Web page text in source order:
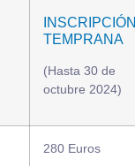
INSCRIPCIÓN
TEMPRANA
(Hasta 30 de
octubre 2024)
280 Euros